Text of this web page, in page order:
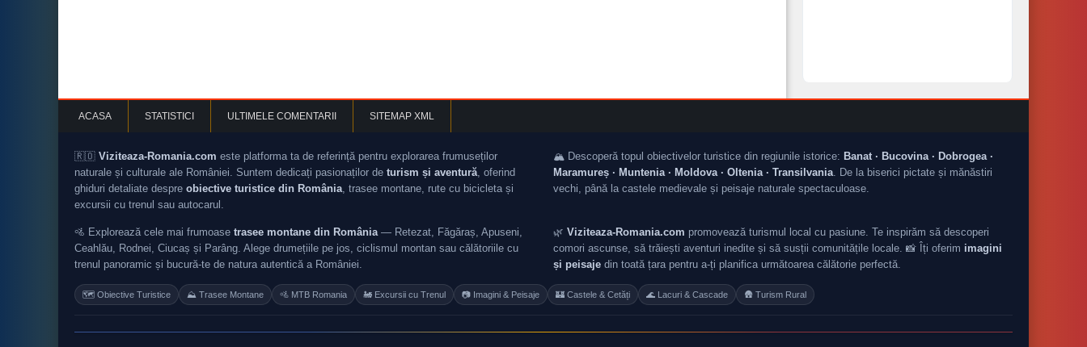
ACASA STATISTICI ULTIMELE COMENTARII SITEMAP XML
🇷🇴 Viziteaza-Romania.com este platforma ta de referință pentru explorarea frumuseților
naturale și culturale ale României. Suntem dedicați pasionaților de turism și aventură , oferind
ghiduri detaliate despre obiective turistice din România , trasee montane, rute cu bicicleta și
excursii cu trenul sau autocarul.
🏔️ Descoperă topul obiectivelor turistice din regiunile istorice: Banat · Bucovina · Dobrogea ·
Maramureș · Muntenia · Moldova · Oltenia · Transilvania . De la biserici pictate și mănăstiri
vechi, până la castele medievale și peisaje naturale spectaculoase.
🚵 Explorează cele mai frumoase trasee montane din România — Retezat, Făgăraș, Apuseni,
Ceahlău, Rodnei, Ciucaș și Parâng. Alege drumețiile pe jos, ciclismul montan sau călătoriile cu
trenul panoramic și bucură-te de natura autentică a României.
🌿 Viziteaza-Romania.com promovează turismul local cu pasiune. Te inspirăm să descoperi
comori ascunse, să trăiești aventuri inedite și să susții comunitățile locale. 📸 Îți oferim imagini
și peisaje din toată țara pentru a-ți planifica următoarea călătorie perfectă.
🗺️ Obiective Turistice ⛰️ Trasee Montane 🚵 MTB Romania 🚂 Excursii cu Trenul 📷 Imagini & Peisaje 🏰 Castele & Cetăți 🌊 Lacuri & Cascade 🛖 Turism Rural